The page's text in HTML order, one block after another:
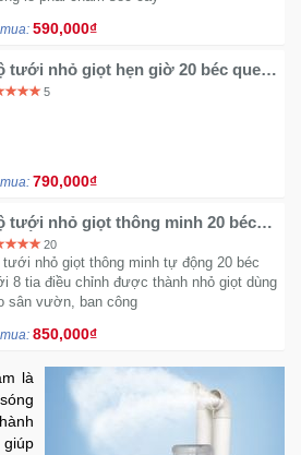
590,000₫
tưới nhỏ giọt hẹn giờ 20 béc que
HTC-322
5
790,000₫
tưới nhỏ giọt thông minh 20 béc
cắm van nước hẹn giờ DH609
20
tưới nhỏ giọt thông minh tự động 20 béc
8 tia điều chỉnh được thành nhỏ giọt dùng
sân vườn, ban công
850,000₫
là